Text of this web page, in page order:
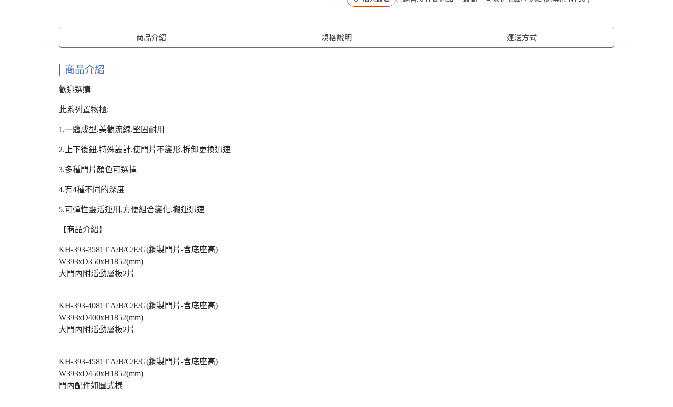
商品介紹 規格說明 運送方式
商品介紹
歡迎選購
此系列置物櫃:
1.一體成型,美觀流線,堅固耐用
2.上下後鈕,特殊設計,使門片不變形,拆卸更換迅速
3.多種門片顏色可選擇
4.有4種不同的深度
5.可彈性靈活運用,方便組合變化,搬運迅速
【商品介紹】
KH-393-3581T A/B/C/E/G(鋼製門片-含底座高)
W393xD350xH1852(mm)
大門內附活動層板2片
KH-393-4081T A/B/C/E/G(鋼製門片-含底座高)
W393xD400xH1852(mm)
大門內附活動層板2片
KH-393-4581T A/B/C/E/G(鋼製門片-含底座高)
W393xD450xH1852(mm)
門內配件如圖式樣